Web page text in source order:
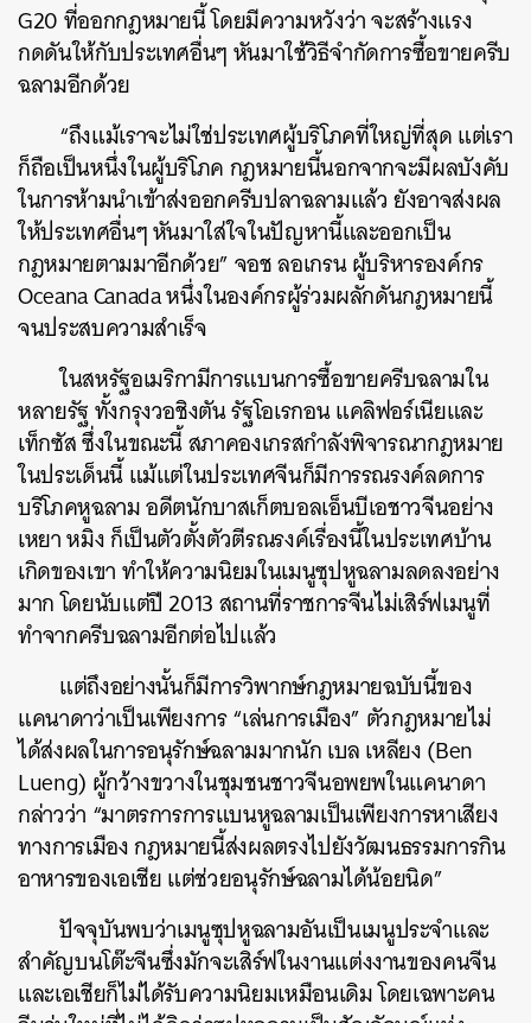
G20 ที่ออกกฎหมายนี้ โดยมีความหวังว่า จะสร้างแรง
กดดันให้กับประเทศอื่นๆ หันมาใช้วิธีจำกัดการซื้อขายครีบ
ฉลามอีกด้วย
“ถึงแม้เราจะไม่ใช่ประเทศผู้บริโภคที่ใหญ่ที่สุด แต่เรา
ก็ถือเป็นหนึ่งในผู้บริโภค กฎหมายนี้นอกจากจะมีผลบังคับ
ในการห้ามนำเข้าส่งออกครีบปลาฉลามแล้ว ยังอาจส่งผล
ให้ประเทศอื่นๆ หันมาใส่ใจในปัญหานี้และออกเป็น
กฎหมายตามมาอีกด้วย” จอช ลอเกรน ผู้บริหารองค์กร
Oceana Canada หนึ่งในองค์กรผู้ร่วมผลักดันกฎหมายนี้
จนประสบความสำเร็จ
ในสหรัฐอเมริกามีการแบนการซื้อขายครีบฉลามใน
หลายรัฐ ทั้งกรุงวอชิงตัน รัฐโอเรกอน แคลิฟอร์เนียและ
เท็กซัส ซึ่งในขณะนี้ สภาคองเกรสกำลังพิจารณากฎหมาย
ในประเด็นนี้ แม้แต่ในประเทศจีนก็มีการรณรงค์ลดการ
บริโภคหูฉลาม อดีตนักบาสเก็ตบอลเอ็นบีเอชาวจีนอย่าง
เหยา หมิง ก็เป็นตัวตั้งตัวตีรณรงค์เรื่องนี้ในประเทศบ้าน
เกิดของเขา ทำให้ความนิยมในเมนูซุปหูฉลามลดลงอย่าง
มาก โดยนับแต่ปี 2013 สถานที่ราชการจีนไม่เสิร์ฟเมนูที่
ทำจากครีบฉลามอีกต่อไปแล้ว
แต่ถึงอย่างนั้นก็มีการวิพากษ์กฎหมายฉบับนี้ของ
แคนาดาว่าเป็นเพียงการ “เล่นการเมือง” ตัวกฎหมายไม่
ได้ส่งผลในการอนุรักษ์ฉลามมากนัก เบล เหลียง (Ben
Lueng) ผู้กว้างขวางในชุมชนชาวจีนอพยพในแคนาดา
กล่าวว่า “มาตรการการแบนหูฉลามเป็นเพียงการหาเสียง
ทางการเมือง กฎหมายนี้ส่งผลตรงไปยังวัฒนธรรมการกิน
อาหารของเอเชีย แต่ช่วยอนุรักษ์ฉลามได้น้อยนิด”
ปัจจุบันพบว่าเมนูซุปหูฉลามอันเป็นเมนูประจำและ
สำคัญบนโต๊ะจีนซึ่งมักจะเสิร์ฟในงานแต่งงานของคนจีน
และเอเชียก็ไม่ได้รับความนิยมเหมือนเดิม โดยเฉพาะคน